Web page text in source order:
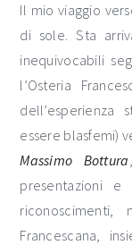
Il mio viaggio
di sole. Sta
inequivocabili
l’Osteria
dell’esperienza
essere blasfemi)
Massimo Bottura
presentazioni
riconoscimenti,
Francescana,